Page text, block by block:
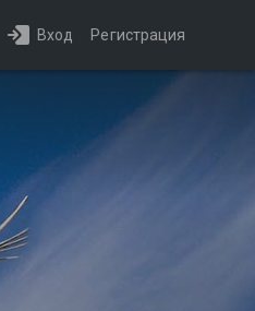
Вход Регистрация